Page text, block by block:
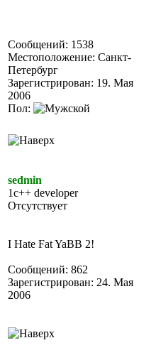
Сообщений: 1538
Местоположение: Санкт-
Петербург
Зарегистрирован: 19. Мая
2006
Пол:
sedmin
1c++ developer
Отсутствует
I Hate Fat YaBB 2!
Сообщений: 862
Зарегистрирован: 24. Мая
2006